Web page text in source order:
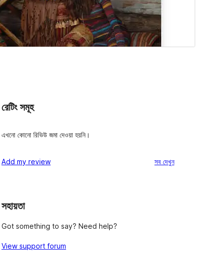
রেটিং সমূহ
এখনো কোনো রিভিউ জমা দেওয়া হয়নি।
Add my review সবরিভিউ
দেখুন
সহায়তা
Got something to say? Need help?
View support forum